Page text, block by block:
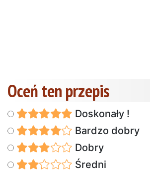
Oceń ten przepis
Doskonały !
Bardzo dobry
Dobry
Średni